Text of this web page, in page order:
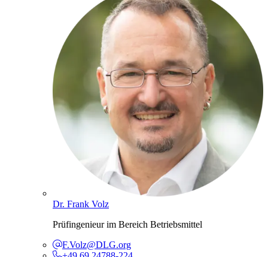
Dr. Frank Volz
Prüfingenieur im Bereich Betriebsmittel
F.Volz@DLG.org